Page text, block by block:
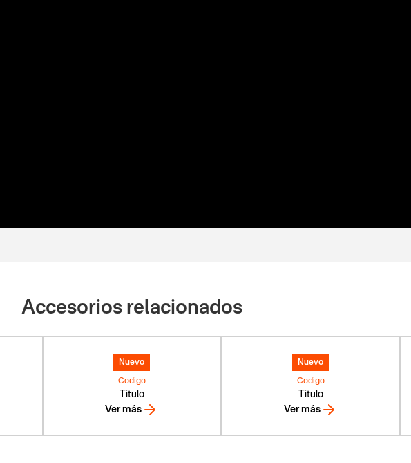
Accesorios relacionados
Nuevo
Titulo
Codigo
Ver más
Nuevo
Titulo
Codigo
Ver más